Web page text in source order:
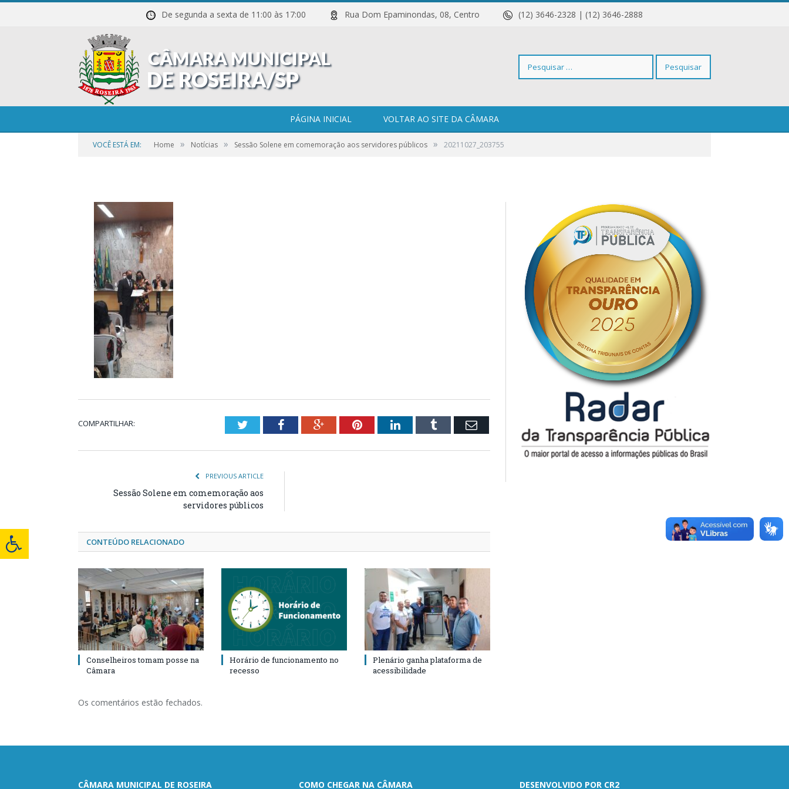
De segunda a sexta de 11:00 às 17:00 Rua Dom Epaminondas, 08, Centro (12) 3646-2328 | (12) 3646-2888
Pesquisar
PÁGINA INICIAL VOLTAR AO SITE DA CÂMARA
VOCÊ ESTÁ EM: Home » Notícias » Sessão Solene em comemoração aos servidores públicos » 20211027_203755
COMPARTILHAR: TwitterFacebookGoogle+PinterestLinkedInTumblr Email
PREVIOUS ARTICLE
Sessão Solene em comemoração aos
servidores públicos
CONTEÚDO RELACIONADO
Conselheiros tomam posse na
Câmara
Horário de funcionamento no
recesso
Plenário ganha plataforma de
acessibilidade
Os comentários estão fechados.
CÂMARA MUNICIPAL DE ROSEIRA COMO CHEGAR NA CÂMARA DESENVOLVIDO POR CR2